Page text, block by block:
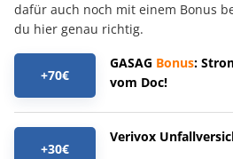
dafür auch noch mit einem Bonus
du hier genau richtig.
+70€
GASAG Bonus:
vom Doc!
+30€
Verivox